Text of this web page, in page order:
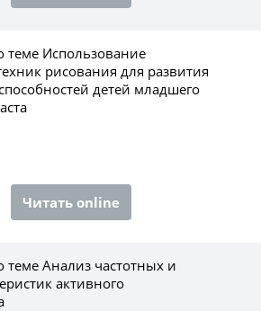
теме Использование
рисования для развития
детей младшего
Читать online
теме Анализ частотных и
активного